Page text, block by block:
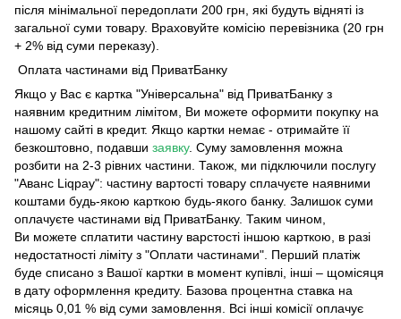
після мінімальної передоплати 200 грн, які будуть відняті із
загальної суми товару. Враховуйте комісію перевізника (20 грн
+ 2% від суми переказу).
Оплата частинами від ПриватБанку
Якщо у Вас є картка "Універсальна" від ПриватБанку з
наявним кредитним лімітом, Ви можете оформити покупку на
нашому сайті в кредит. Якщо картки немає - отримайте її
безкоштовно, подавши заявку. Суму замовлення можна
розбити на 2-3 рівних частини. Також, ми підключили послугу
"Аванс Liqpay": частину вартості товару сплачуєте наявними
коштами будь-якою карткою будь-якого банку. Залишок суми
оплачуєте частинами від ПриватБанку. Таким чином,
Ви можете сплатити частину варстості іншою карткою, в разі
недостатності ліміту з "Оплати частинами". Перший платіж
буде списано з Вашої картки в момент купівлі, інші – щомісяця
в дату оформлення кредиту. Базова процентна ставка на
місяць 0,01 % від суми замовлення. Всі інші комісії оплачує